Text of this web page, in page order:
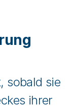
sobald sie
ihrer